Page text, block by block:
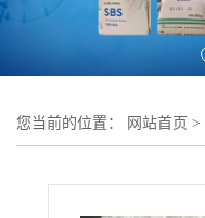
您当前的位置： 网站首页 >